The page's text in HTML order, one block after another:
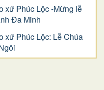
xứ Phúc Lộc -Mừng lễ
Đa Minh
xứ Phúc Lộc: Lễ Chúa